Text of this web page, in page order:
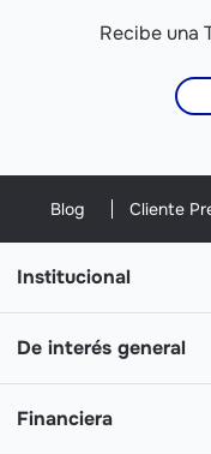
Recibe una
Blog Cliente
Institucional
De interés general
Financiera